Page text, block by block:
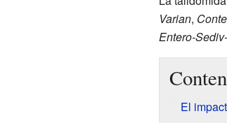
Varian,
Entero-
El